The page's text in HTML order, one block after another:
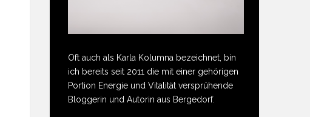
Oft auch als Karla Kolumna bezeichnet, bin
ich bereits seit 2011 die mit einer gehörigen
Portion Energie und Vitalität versprühende
Bloggerin und Autorin aus Bergedorf.